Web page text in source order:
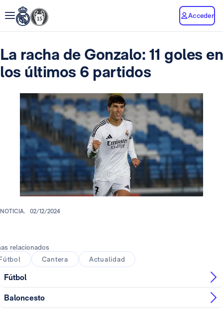
Acceder
La racha de Gonzalo: 11 goles en
los últimos 6 partidos
NOTICIA. 02/12/2024
relacionados
Cantera Actualidad
Fútbol
Baloncesto